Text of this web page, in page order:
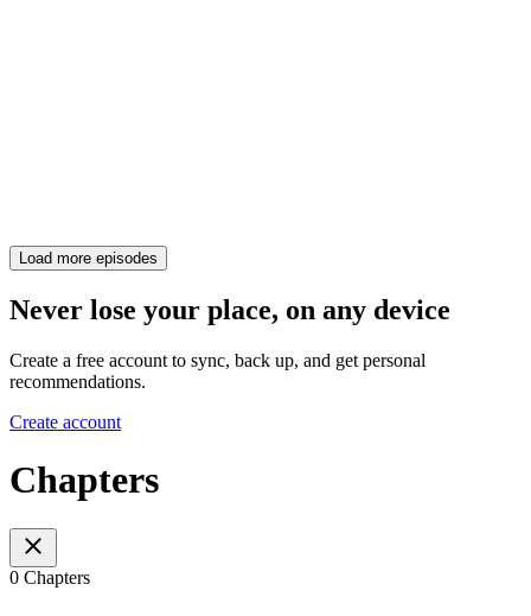
Load more episodes
Never lose your place, on any device
Create a free account to sync, back up, and get personal
recommendations.
Create account
Chapters
0 Chapters